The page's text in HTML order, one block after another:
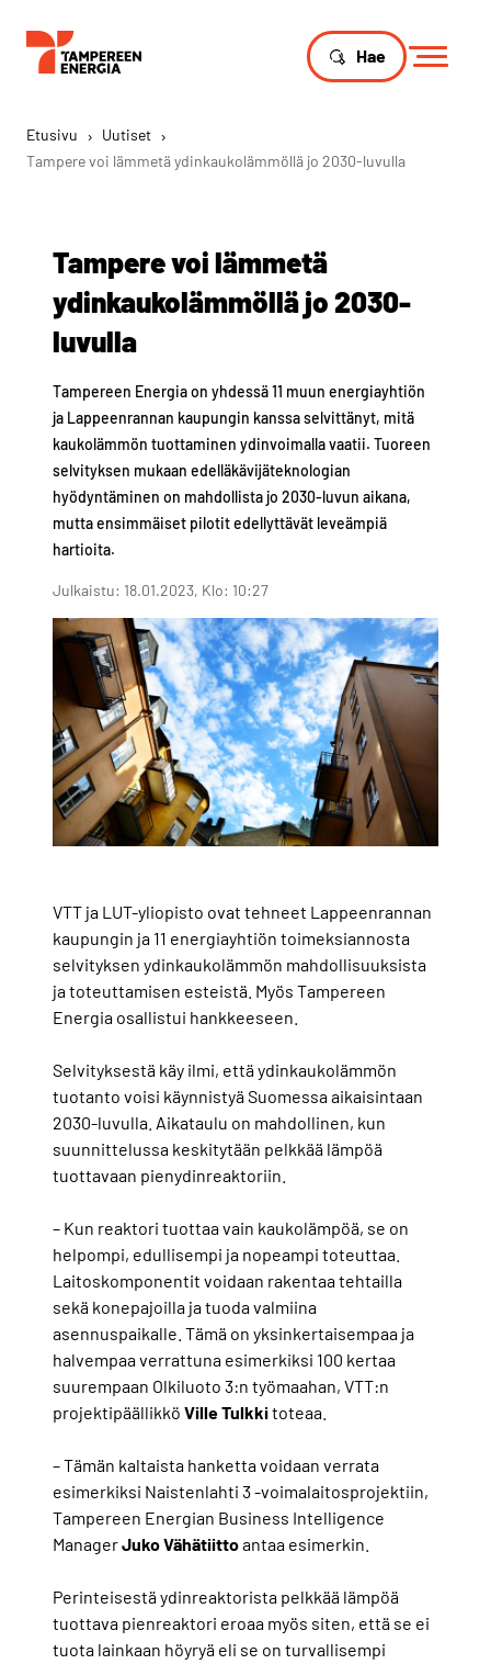
Hae
Etusivu › Uutiset ›
Tampere voi lämmetä ydinkaukolämmöllä jo 2030-luvulla
Tampere voi lämmetä
ydinkaukolämmöllä jo 2030-
luvulla
Tampereen Energia on yhdessä 11 muun energiayhtiön
ja Lappeenrannan kaupungin kanssa selvittänyt, mitä
kaukolämmön tuottaminen ydinvoimalla vaatii. Tuoreen
selvityksen mukaan edelläkävijäteknologian
hyödyntäminen on mahdollista jo 2030-luvun aikana,
mutta ensimmäiset pilotit edellyttävät leveämpiä
hartioita.
Julkaistu: 18.01.2023, Klo: 10:27
VTT ja LUT-yliopisto ovat tehneet Lappeenrannan
kaupungin ja 11 energiayhtiön toimeksiannosta
selvityksen ydinkaukolämmön mahdollisuuksista
ja toteuttamisen esteistä. Myös Tampereen
Energia osallistui hankkeeseen.
Selvityksestä käy ilmi, että ydinkaukolämmön
tuotanto voisi käynnistyä Suomessa aikaisintaan
2030-luvulla. Aikataulu on mahdollinen, kun
suunnittelussa keskitytään pelkkää lämpöä
tuottavaan pienydinreaktoriin.
– Kun reaktori tuottaa vain kaukolämpöä, se on
helpompi, edullisempi ja nopeampi toteuttaa.
Laitoskomponentit voidaan rakentaa tehtailla
sekä konepajoilla ja tuoda valmiina
asennuspaikalle. Tämä on yksinkertaisempaa ja
halvempaa verrattuna esimerkiksi 100 kertaa
suurempaan Olkiluoto 3:n työmaahan, VTT:n
projektipäällikkö VilleTulkkitoteaa.
– Tämän kaltaista hanketta voidaan verrata
esimerkiksi Naistenlahti 3 -voimalaitosprojektiin,
Tampereen Energian Business Intelligence
ManagerJukoVähätiittoantaa esimerkin.
Perinteisestä ydinreaktorista pelkkää lämpöä
tuottava pienreaktori eroaa myös siten, että se ei
tuota lainkaan höyryä eli se on turvallisempi